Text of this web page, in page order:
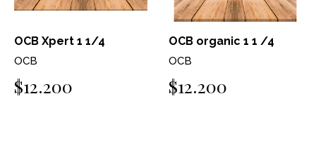
OCB Xpert 1 1/4
OCB
$12.200
OCB organic 1 1 /4
OCB
$12.200